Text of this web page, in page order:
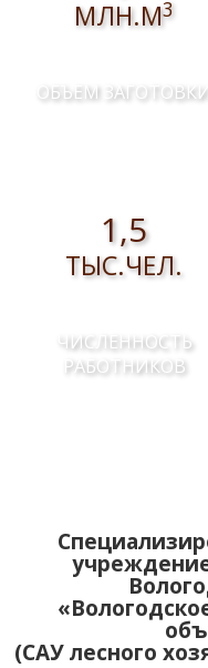
МЛН.М3
ОБЪЕМ
1,5
ТЫС.ЧЕЛ.
ЧИСЛЕННОСТЬ
РАБОТНИКОВ
(САУ лесного